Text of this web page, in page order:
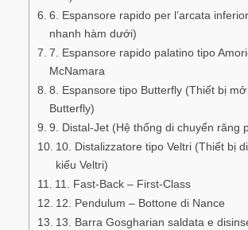
6. Espansore rapido per l’arcata
nhanh hàm dưới)
7. Espansore rapido palatino tipo
McNamara
8. Espansore tipo Butterfly (Thiết bị
Butterfly)
9. Distal-Jet (Hệ thống di chuyển răng
10. Distalizzatore tipo Veltri (Thiết bị
kiểu Veltri)
11. Fast-Back – First-Class
12. Pendulum – Bottone di Nance
13. Barra Gosgharian saldata e